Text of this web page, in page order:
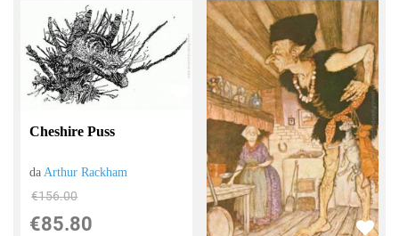
Cheshire Puss
da Arthur Rackham
€156.00
€85.80